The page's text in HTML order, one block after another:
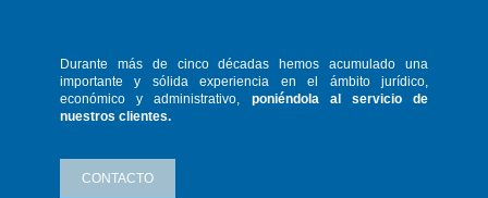
Durante más de cinco décadas hemosacumulado una
importante y sólidaexperiencia en el ámbito jurídico,
económico y administrativo, poniéndola al servicio de
nuestros clientes.
CONTACTO